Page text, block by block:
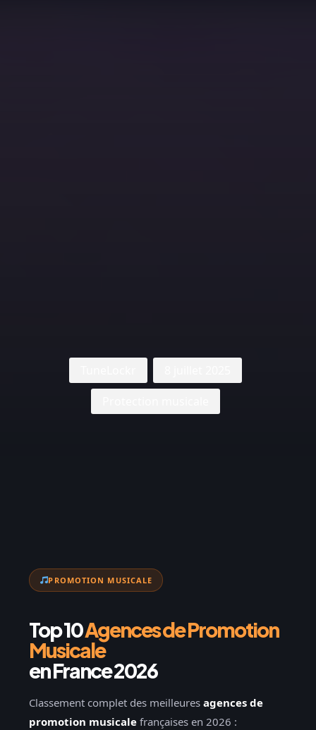
PROMOTION MUSICALE
Top 10Agences de Promotion
Musicale
en France 2026
Classement complet des meilleures agences de
promotion musicalefrançaises en 2026 :